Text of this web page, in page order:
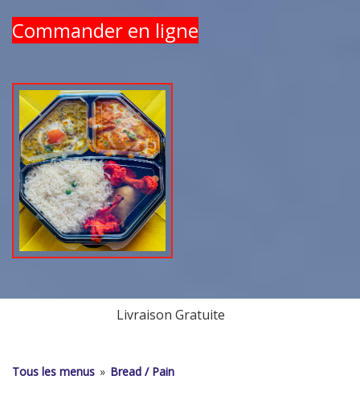
Commander en ligne
Livraison Gratuite
Tous les menus » Bread / Pain